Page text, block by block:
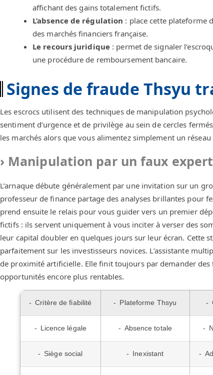
affichant des gains totalement fictifs.
L’absence de régulation : place cette plateforme
des marchés financiers française.
Le recours juridique : permet de signaler
une procédure de remboursement bancaire.
Signes de fraude Thsyu
Les escrocs utilisent des techniques de manipulation
sentiment d’urgence et de privilège au sein de cercles
les marchés alors que vous alimentez simplement un
Manipulation par un faux expert
L’arnaque débute généralement par une invitation sur un
professeur de finance partage des analyses brillantes pour
prend ensuite le relais pour vous guider vers un premier
fictifs : ils servent uniquement à vous inciter à verser des
leur capital doubler en quelques jours sur leur écran. Cette
parfaitement sur les investisseurs novices. L’assistante
de proximité artificielle. Elle finit toujours par demander
opportunités encore plus rentables.
Critère de fiabilité Plateforme Thsyu
Licence légale Absence totale
Siège social Inexistant